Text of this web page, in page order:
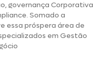
governança Corporativa
Somado a
essa próspera área de
em Gestão